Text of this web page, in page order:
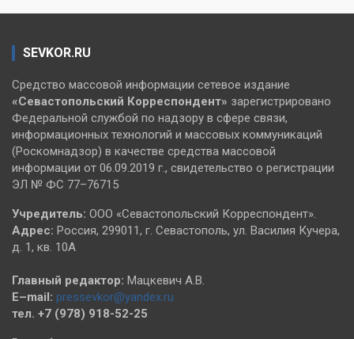
SEVKOR.RU
Средство массовой информации сетевое издание
«Севастопольский Корреспондент» зарегистрировано
Федеральной службой по надзору в сфере связи,
информационных технологий и массовых коммуникаций
(Роскомнадзор) в качестве средства массовой
информации от 06.09.2019 г., свидетельство о регистрации
ЭЛ № ФС 77–76715
Учредитель: ООО «Севастопольский Корреспондент».
Адрес: Россия, 299011, г. Севастополь, ул. Василия Кучера,
д. 1, кв. 10А
Главный редактор: Мацкевич А.В.
E–mail: pressevkor@yandex.ru
тел. +7 (978) 918-52-25